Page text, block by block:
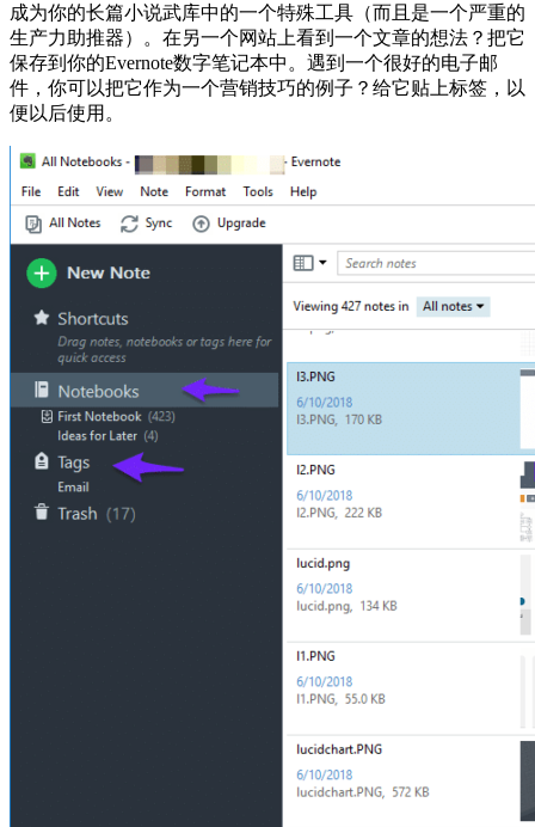
成为你的长篇小说武库中的一个特殊工具（而且是一个严重的
生产力助推器）。在另一个网站上看到一个文章的想法？把它
保存到你的Evernote数字笔记本中。遇到一个很好的电子邮
件，你可以把它作为一个营销技巧的例子？给它贴上标签，以
便以后使用。